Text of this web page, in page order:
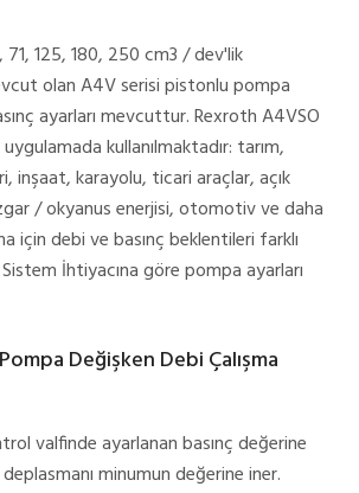
125, 180, 250 cm3 / dev'lik
olan A4V serisi pistonlu pompa
ayarları mevcuttur. Rexroth A4VSO
kullanılmaktadır: tarım,
inşaat, karayolu, ticari araçlar, açık
/ okyanus enerjisi, otomotiv ve daha
için debi ve basınç beklentileri farklı
İhtiyacına göre pompa ayarları
Değişken Debi Çalışma
valfinde ayarlanan basınç değerine
minumun değerine iner.